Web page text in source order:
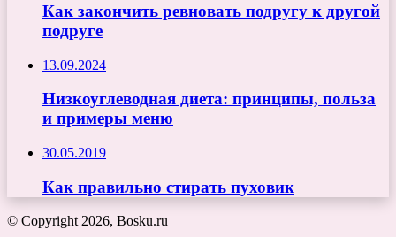
Как закончить ревновать подругу к другой
подруге
13.09.2024
Низкоуглеводная диета: принципы, польза
и примеры меню
30.05.2019
Как правильно стирать пуховик
© Copyright 2026, Bosku.ru